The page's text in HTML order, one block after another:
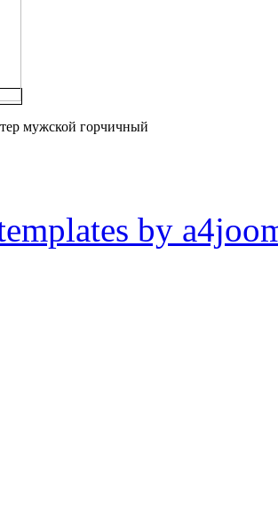
мужской горчичный
by